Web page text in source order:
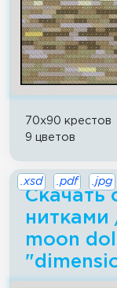
70x90 крестов
9 цветов
Скачать
нитками
moon
.xsd .pdf .jpg